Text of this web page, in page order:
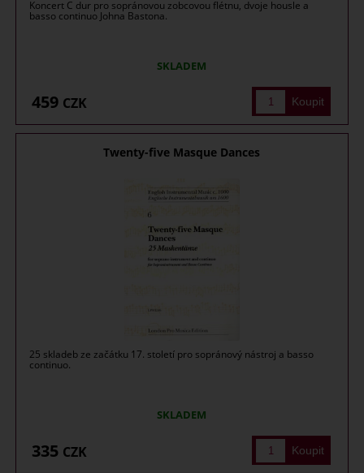
Koncert C dur pro sopránovou zobcovou flétnu, dvoje housle a
basso continuo Johna Bastona.
SKLADEM
459 CZK
Twenty-five Masque Dances
25 skladeb ze začátku 17. století pro sopránový nástroj a basso
continuo.
SKLADEM
335 CZK